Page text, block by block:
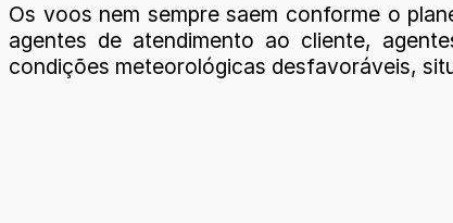
Os voos nem sempre saem conforme o
agentes de atendimento ao cliente,
condições meteorológicas desfavoráveis,